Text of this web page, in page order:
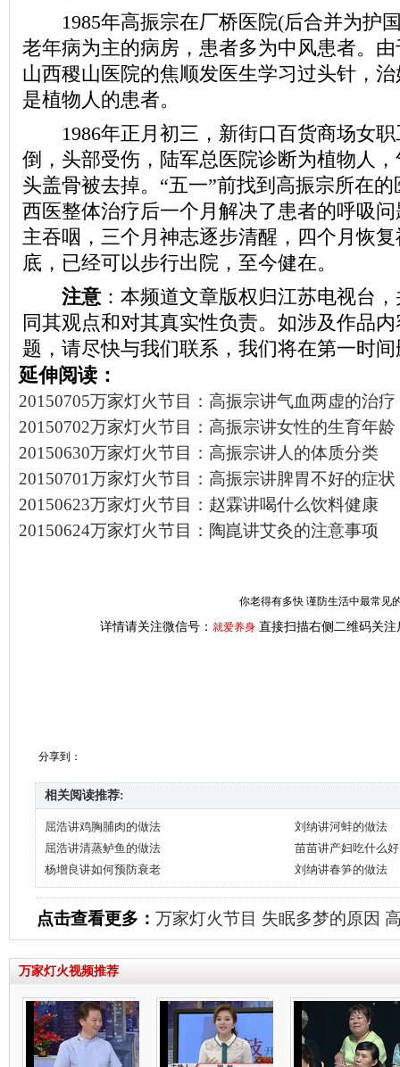
1985年高振宗在厂桥医院(后合并为护
老年病为主的病房，患者多为中风患者。
山西稷山医院的焦顺发医生学习过头针，
是植物人的患者。
1986年正月初三，新街口百货商场女职
倒，头部受伤，陆军总医院诊断为植物人
头盖骨被去掉。“五一”前找到高振宗所在
西医整体治疗后一个月解决了患者的呼吸
主吞咽，三个月神志逐步清醒，四个月恢
底，已经可以步行出院，至今健在。
注意 ：本频道文章版权归江苏电视台
同其观点和对其真实性负责。如涉及作品
题，请尽快与我们联系，我们将在第一时
延伸阅读：
20150705万家灯火节目：高振宗讲气血两虚的治疗
20150702万家灯火节目：高振宗讲女性的生育年龄
20150630万家灯火节目：高振宗讲人的体质分类
20150701万家灯火节目：高振宗讲脾胃不好的症状
20150623万家灯火节目：赵霖讲喝什么饮料健康
20150624万家灯火节目：陶崑讲艾灸的注意事项
你老得有多快 谨防生活中最常见
详情请关注微信号： 就爱养身 直接扫描右侧二维码关注
分享到：
相关阅读推荐:
屈浩讲鸡胸脯肉的做法
刘纳讲河蚌的做法
屈浩讲清蒸鲈鱼的做法
苗苗讲产妇吃什么好
杨增良讲如何预防衰老
刘纳讲春笋的做法
点击查看更多： 万家灯火节目 失眠多梦的原因
万家灯火视频推荐